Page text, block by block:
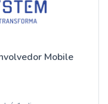
Mobile